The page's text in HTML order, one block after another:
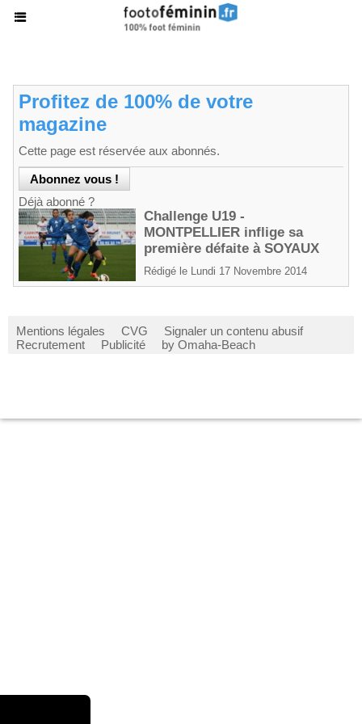
Profitez de 100% de votre
magazine
Cette page est réservée aux abonnés.
Déjà abonné ?
Challenge U19 -
MONTPELLIER inflige sa
première défaite à SOYAUX
Rédigé le Lundi 17 Novembre 2014
Mentions légales CVG
Signaler un contenu abusif
Recrutement
Publicité by Omaha-Beach